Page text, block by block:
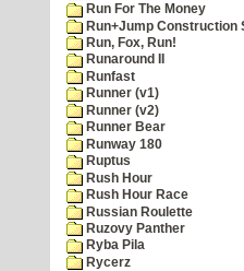
Run For The Money
Run+Jump Construction
Run, Fox, Run!
Runaround II
Runfast
Runner (v1)
Runner (v2)
Runner Bear
Runway 180
Ruptus
Rush Hour
Rush Hour Race
Russian Roulette
Ruzovy Panther
Ryba Pila
Rycerz